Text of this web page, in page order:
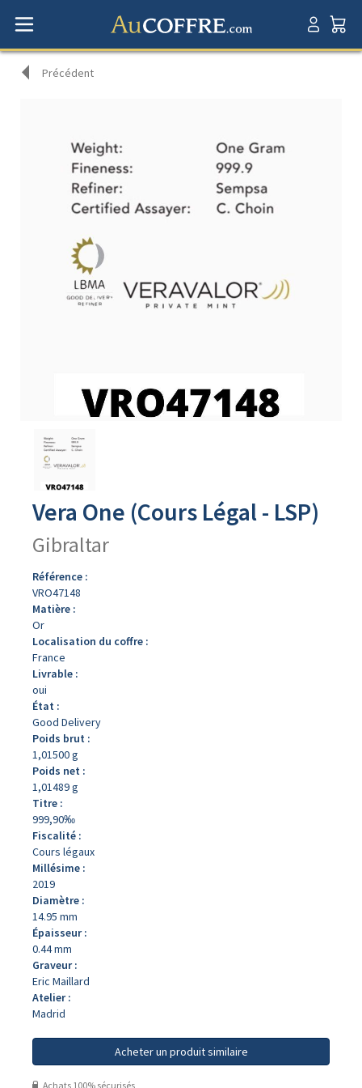
Précédent
produit
Vera One (Cours Légal - LSP)
Gibraltar
Référence :
VRO47148
Matière :
Or
Localisation du coffre :
France
Livrable :
oui
État :
Good Delivery
Poids brut :
1,01500 g
Poids net :
1,01489 g
Titre :
999,90‰
Fiscalité :
Cours légaux
Millésime :
2019
Diamètre :
14.95 mm
Épaisseur :
0.44 mm
Graveur :
Eric Maillard
Atelier :
Madrid
Acheter un produit similaire
Achats 100% sécurisés